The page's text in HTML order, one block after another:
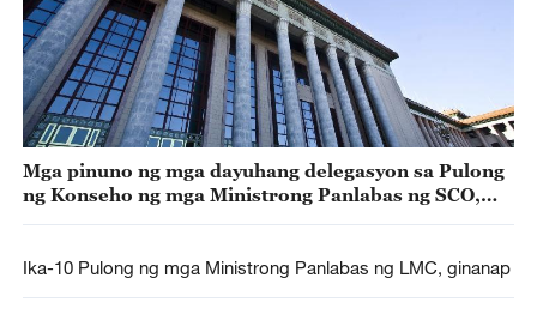
Mga pinuno ng mga dayuhang delegasyon sa Pulong
ng Konseho ng mga Ministrong Panlabas ng SCO,
Ika-10 Pulong ng mga Ministrong Panlabas ng LMC, ginanap